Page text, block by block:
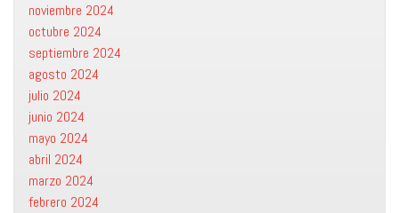
noviembre 2024
octubre 2024
septiembre 2024
agosto 2024
julio 2024
junio 2024
mayo 2024
abril 2024
marzo 2024
febrero 2024